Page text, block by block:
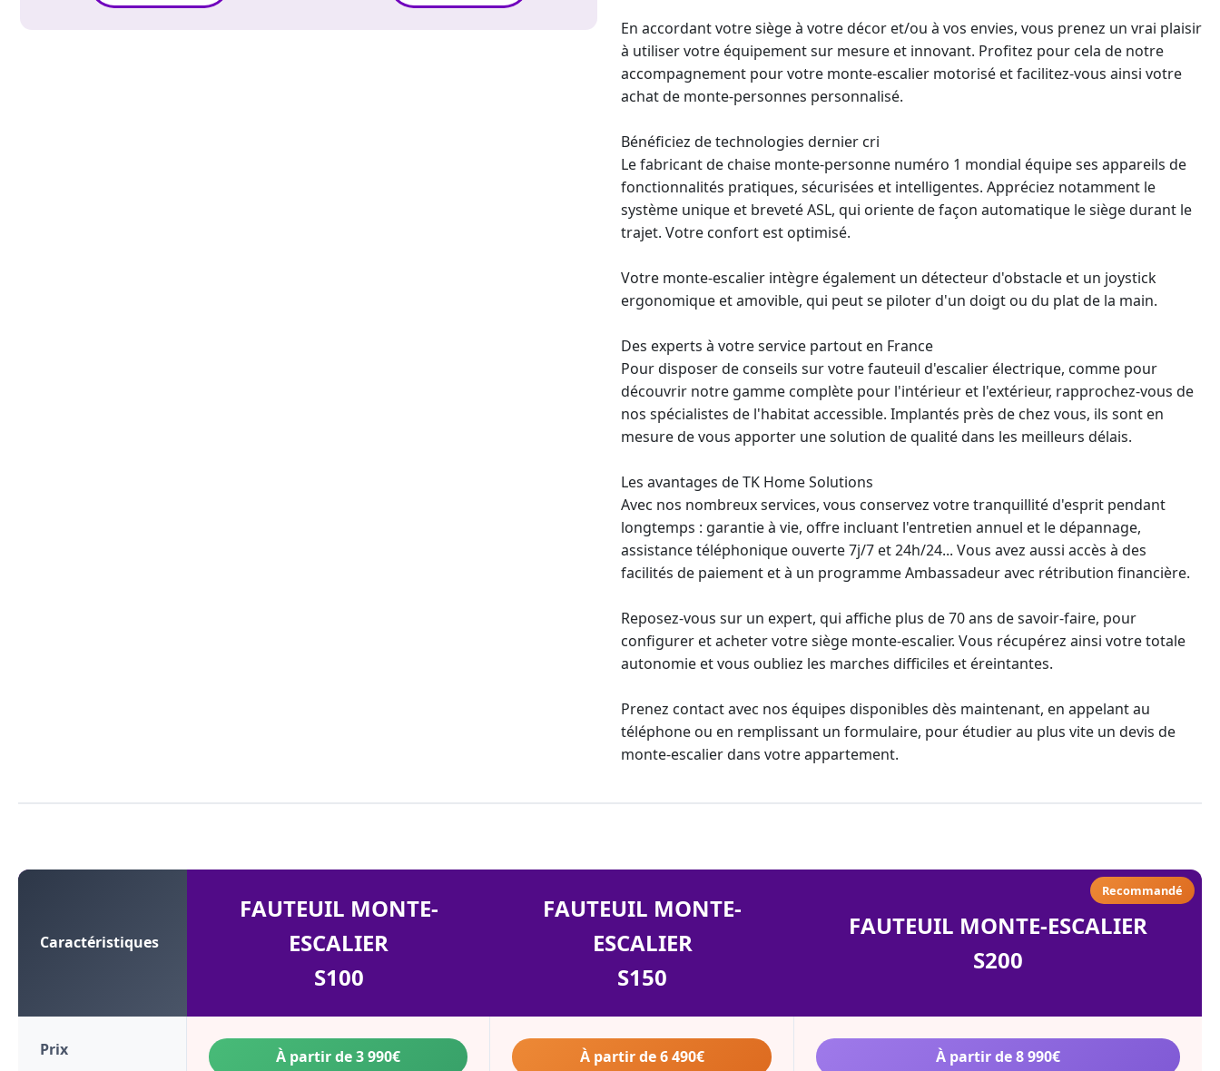
En accordant votre siège à votre décor et/ou à vos envies, vous prenez un vrai plaisir
à utiliser votre équipement sur mesure et innovant. Profitez pour cela de notre
accompagnement pour votre monte-escalier motorisé et facilitez-vous ainsi votre
achat de monte-personnes personnalisé.
Bénéficiez de technologies dernier cri
Le fabricant de chaise monte-personne numéro 1 mondial équipe ses appareils de
fonctionnalités pratiques, sécurisées et intelligentes. Appréciez notamment le
système unique et breveté ASL, qui oriente de façon automatique le siège durant le
trajet. Votre confort est optimisé.
Votre monte-escalier intègre également un détecteur d'obstacle et un joystick
ergonomique et amovible, qui peut se piloter d'un doigt ou du plat de la main.
Des experts à votre service partout en France
Pour disposer de conseils sur votre fauteuil d'escalier électrique, comme pour
découvrir notre gamme complète pour l'intérieur et l'extérieur, rapprochez-vous de
nos spécialistes de l'habitat accessible. Implantés près de chez vous, ils sont en
mesure de vous apporter une solution de qualité dans les meilleurs délais.
Les avantages de TK Home Solutions
Avec nos nombreux services, vous conservez votre tranquillité d'esprit pendant
longtemps : garantie à vie, offre incluant l'entretien annuel et le dépannage,
assistance téléphonique ouverte 7j/7 et 24h/24... Vous avez aussi accès à des
facilités de paiement et à un programme Ambassadeur avec rétribution financière.
Reposez-vous sur un expert, qui affiche plus de 70 ans de savoir-faire, pour
configurer et acheter votresiège monte-escalier. Vous récupérez ainsi votre totale
autonomie et vous oubliez les marches difficiles et éreintantes.
Prenez contact avec nos équipes disponibles dès maintenant, en appelant au
téléphone ou en remplissant un formulaire, pour étudier au plus vite un devis de
monte-escalierdans votre appartement.
Caractéristiques
FAUTEUIL MONTE-
ESCALIER
S100
FAUTEUIL MONTE-
ESCALIER
S150
FAUTEUIL MONTE-ESCALIER
S200
Recommandé
Prix À partir de 3 990€ À partir de 6 490€ À partir de 8 990€